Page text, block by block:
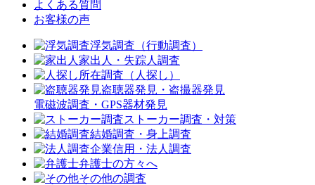
よくある質問
お客様の声
浮気調査（行動調査）
家出人・失踪人調査
所在調査（人探し）
盗聴器発見・盗撮器発見
電磁波調査・GPS器材発見
ストーカー調査・対策
結婚調査・身上調査
企業信用・法人調査
弁護士の方々へ
その他の調査